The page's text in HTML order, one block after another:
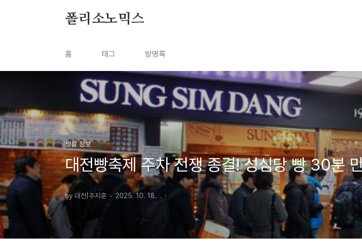
폴리소노믹스
홈 태그 방명록
생활 정보
대전빵축제 주차 전쟁 종결! 성심당 빵 30분
by 대전|주지훈 2025. 10. 18.